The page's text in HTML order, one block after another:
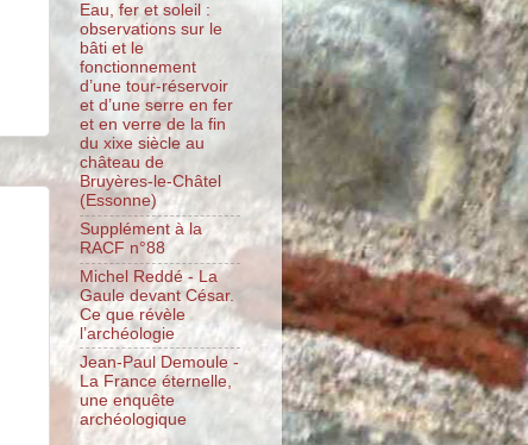
Eau, fer et soleil :
observations sur le
bâti et le
fonctionnement
d’une tour-réservoir
et d’une serre en fer
et en verre de la fin
du xixe siècle au
château de
Bruyères-le-Châtel
(Essonne)
Supplément à la
RACF n°88
Michel Reddé - La
Gaule devant César.
Ce que révèle
l’archéologie
Jean-Paul Demoule -
La France éternelle,
une enquête
archéologique